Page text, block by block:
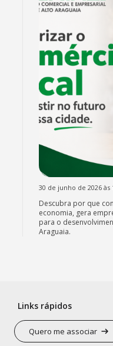
30 de junho de 2026 às
Descubra por que
economia, gera
para o
Araguaia.
Links rápidos
Quero me associar